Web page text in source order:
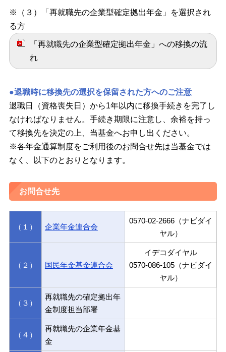
※（３）「再就職先の企業型確定拠出年金」を選択され
る方
「再就職先の企業型確定拠出年金」への移換の流
れ
●退職時に移換先の選択を保留された方へのご注意
退職日（資格喪失日）から1年以内に移換手続きを完了し
なければなりません。手続き期限に注意し、余裕を持っ
て移換先を決定の上、当基金へお申し出ください。
※各年金通算制度をご利用後のお問合せ先は当基金では
なく、以下のとおりとなります。
お問合せ先
（１） 企業年金連合会
0570-02-2666（ナビダイ
ヤル）
（２） 国民年金基金連合会
イデコダイヤル
0570-086-105（ナビダイ
ヤル）
（３）
再就職先の確定拠出年
金制度担当部署
（４）
再就職先の企業年金基
金